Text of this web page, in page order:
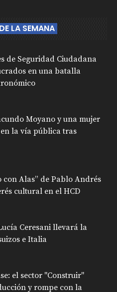
LA SEMANA
de Seguridad Ciudadana
en una batalla
Moyano y una mujer
la vía pública tras
Alas” de Pablo Andrés
cultural en el HCD
Ceresani llevará la
e Italia
el sector "Construir"
y rompe con la